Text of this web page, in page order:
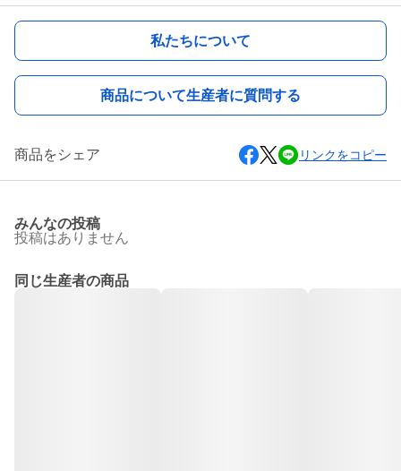
私たちについて
商品について生産者に質問する
商品をシェア リンクをコピー
みんなの投稿
投稿はありません
同じ生産者の商品